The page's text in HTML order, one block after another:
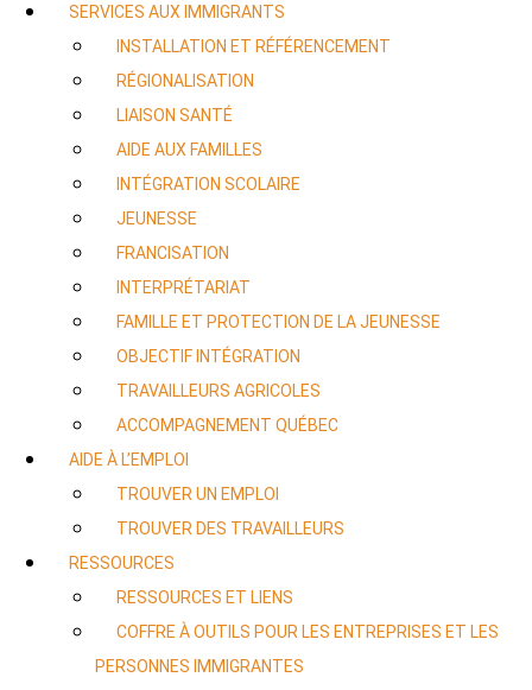
SERVICES AUX IMMIGRANTS
INSTALLATION ET RÉFÉRENCEMENT
RÉGIONALISATION
LIAISON SANTÉ
AIDE AUX FAMILLES
INTÉGRATION SCOLAIRE
JEUNESSE
FRANCISATION
INTERPRÉTARIAT
FAMILLE ET PROTECTION DE LA JEUNESSE
OBJECTIF INTÉGRATION
TRAVAILLEURS AGRICOLES
ACCOMPAGNEMENT QUÉBEC
AIDE À L’EMPLOI
TROUVER UN EMPLOI
TROUVER DES TRAVAILLEURS
RESSOURCES
RESSOURCES ET LIENS
COFFRE À OUTILS POUR LES ENTREPRISES ET LES
PERSONNES IMMIGRANTES